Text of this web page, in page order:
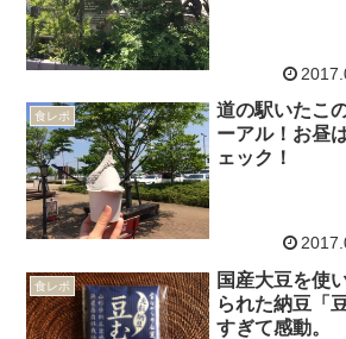
食レポ
道の駅いたこ
ーアル！お昼
ェック！
食レポ
国産大豆を使
られた納豆「
すぎて感動。